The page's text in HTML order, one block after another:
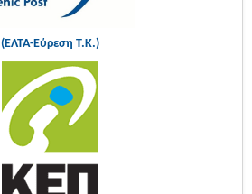
(ΕΛΤΑ-Εύρεση Τ.Κ.)